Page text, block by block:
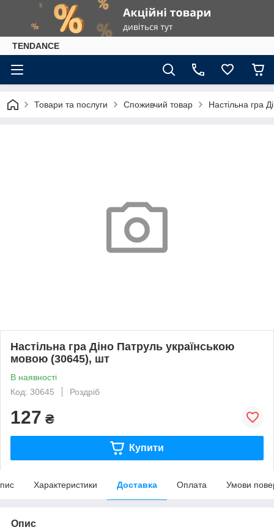
TENDANCE
Товари та послуги Споживчий товар Настільна гра
Настільна гра Діно Патруль українською
мовою (30645), шт
В наявності
Код: 30645
Роздріб
127 ₴
Купити
Характеристики Доставка Оплата Умови
Опис